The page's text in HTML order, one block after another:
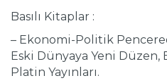
Basılı Kitaplar :
– Ekonomi-Politik
Eski Dünyaya Yeni Düzen,
Platin Yayınları.